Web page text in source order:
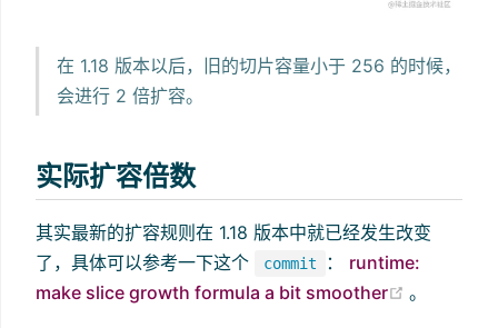
在 1.18 版本以后，旧的切片容量小于 256 的时候，
会进行 2 倍扩容。
实际扩容倍数
其实最新的扩容规则在 1.18 版本中就已经发生改变
了，具体可以参考一下这个
commit ： runtime:
make slice growth formula a bit smoother
(opens
。